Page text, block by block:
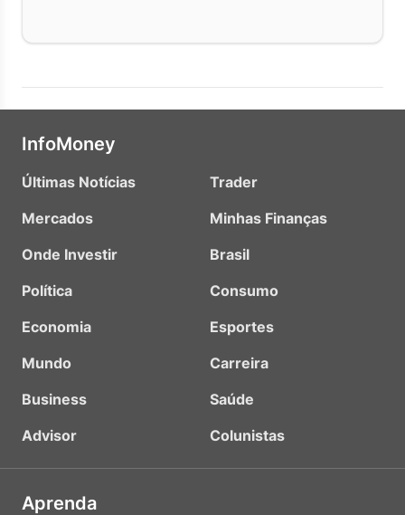
InfoMoney
Últimas Notícias
Mercados
Onde Investir
Política
Economia
Mundo
Business
Advisor
Trader
Minhas Finanças
Brasil
Consumo
Esportes
Carreira
Saúde
Colunistas
Aprenda